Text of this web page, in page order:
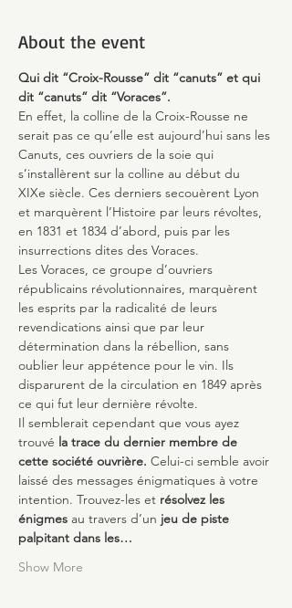
About the event
Qui dit “Croix-Rousse” dit “canuts” et qui
dit “canuts” dit “Voraces”.
En effet, la colline de la Croix-Rousse ne
serait pas ce qu’elle est aujourd’hui sans les
Canuts, ces ouvriers de la soie qui
s’installèrent sur la colline au début du
XIXe siècle. Ces derniers secouèrent Lyon
et marquèrent l’Histoire par leurs révoltes,
en 1831 et 1834 d’abord, puis par les
insurrections dites des Voraces.
Les Voraces, ce groupe d’ouvriers
républicains révolutionnaires, marquèrent
les esprits par la radicalité de leurs
revendications ainsi que par leur
détermination dans la rébellion, sans
oublier leur appétence pour le vin. Ils
disparurent de la circulation en 1849 après
ce qui fut leur dernière révolte.
Il semblerait cependant que vous ayez
trouvé la trace du dernier membre de
cette société ouvrière. Celui-ci semble avoir
laissé des messages énigmatiques à votre
intention. Trouvez-les et résolvez les
énigmes au travers d’un jeu de piste
palpitant dans les…
Show More